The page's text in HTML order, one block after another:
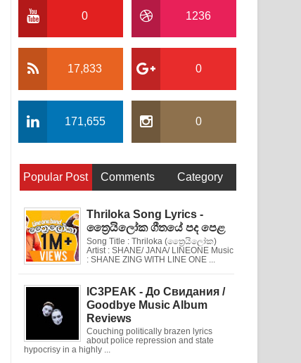
0 1236
17,833 0
171,655 0
Popular Post Comments Category
Thriloka Song Lyrics -
ත්‍රෛයිලෝක ගීතයේ පද පෙළ
Song Title : Thriloka (ත්‍රෛයිලෝක)
Artist : SHANE/ JANA/ LINEONE Music
: SHANE ZING WITH LINE ONE ...
IC3PEAK - До Свидания /
Goodbye Music Album
Reviews
Couching politically brazen lyrics
about police repression and state
hypocrisy in a highly ...